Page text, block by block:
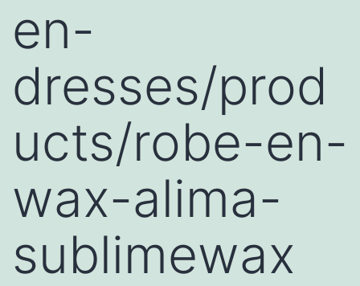
en-
dresses/prod
ucts/robe-en-
wax-alima-
sublimewax